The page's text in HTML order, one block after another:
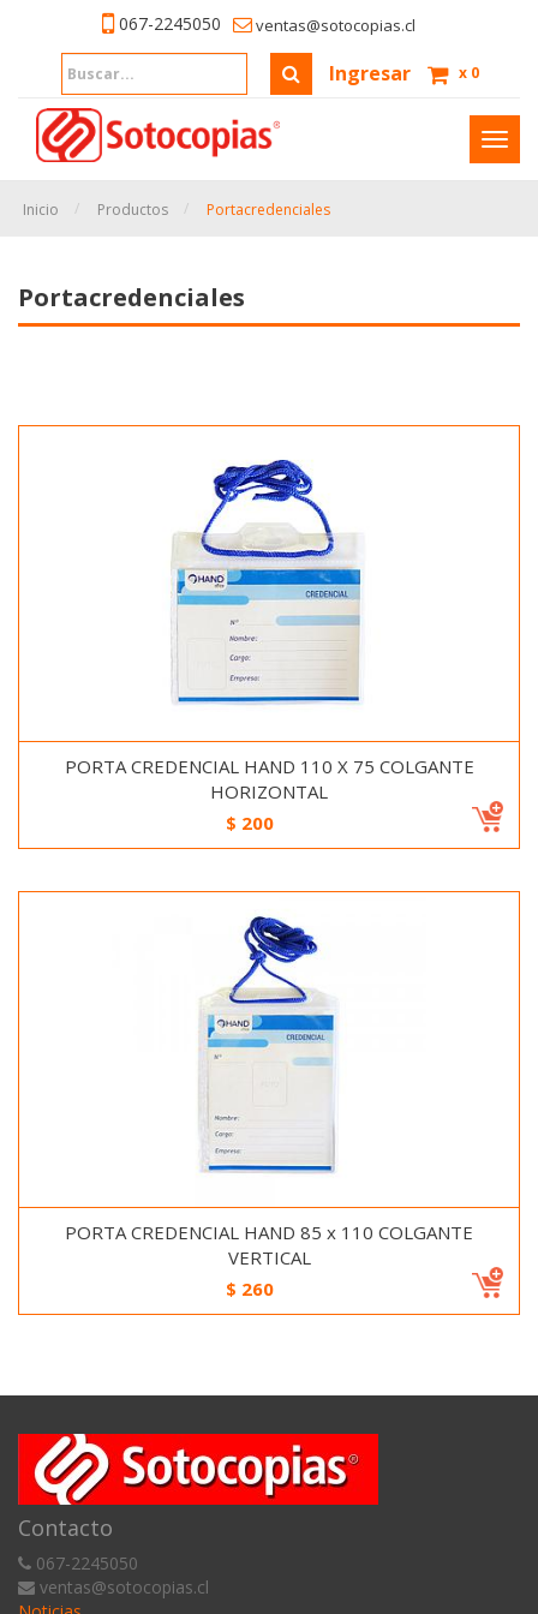
067-2245050 ventas@sotocopias.cl
Ingresar x 0
Inicio Productos Portacredenciales
Portacredenciales
PORTA CREDENCIAL HAND 110 X 75 COLGANTE
HORIZONTAL
$ 200
PORTA CREDENCIAL HAND 85 x 110 COLGANTE
VERTICAL
$ 260
Contacto
067-2245050
ventas@sotocopias.cl